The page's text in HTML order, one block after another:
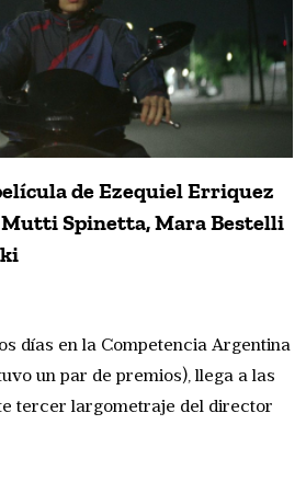
de Ezequiel Erriquez
Mutti Spinetta, Mara Bestelli
días en la Competencia Argentina
un par de premios), llega a las
tercer largometraje del director